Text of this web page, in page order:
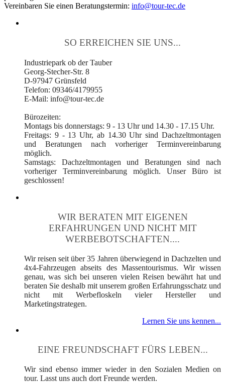
Vereinbaren Sie einen Beratungstermin: info@tour-tec.de
SO ERREICHEN SIE UNS...
Industriepark ob der Tauber
Georg-Stecher-Str. 8
D-97947 Grünsfeld
Telefon: 09346/4179955
E-Mail: info@tour-tec.de
Bürozeiten:
Montags bis donnerstags: 9 - 13 Uhr und 14.30 - 17.15 Uhr.
Freitags: 9 - 13 Uhr, ab 14.30 Uhr sind Dachzeltmontagen
und Beratungen nach vorheriger Terminvereinbarung
möglich.
Samstags: Dachzeltmontagen und Beratungen sind nach
vorheriger Terminvereinbarung möglich. Unser Büro ist
geschlossen!
WIR BERATEN MIT EIGENEN
ERFAHRUNGEN UND NICHT MIT
WERBEBOTSCHAFTEN....
Wir reisen seit über 35 Jahren überwiegend in Dachzelten und
4x4-Fahrzeugen abseits des Massentourismus. Wir wissen
genau, was sich bei unseren vielen Reisen bewährt hat und
beraten Sie deshalb mit unserem großen Erfahrungsschatz und
nicht mit Werbefloskeln vieler Hersteller und
Marketingstrategen.
Lernen Sie uns kennen...
EINE FREUNDSCHAFT FÜRS LEBEN...
Wir sind ebenso immer wieder in den Sozialen Medien on
tour. Lasst uns auch dort Freunde werden.